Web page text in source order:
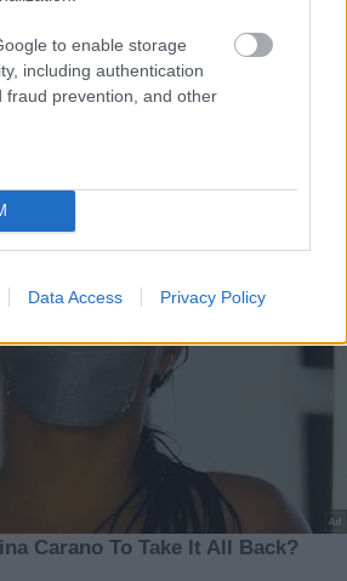
to enable storage
including authentication
fraud prevention, and other
Data Access Privacy Policy